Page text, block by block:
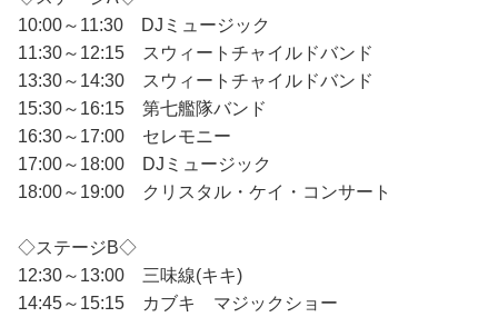
10:00～11:30 DJミュージック
11:30～12:15 スウィートチャイルドバンド
13:30～14:30 スウィートチャイルドバンド
15:30～16:15 第七艦隊バンド
16:30～17:00 セレモニー
17:00～18:00 DJミュージック
18:00～19:00 クリスタル・ケイ・コンサート
◇ステージB◇
12:30～13:00 三味線(キキ)
14:45～15:15 カブキ マジックショー